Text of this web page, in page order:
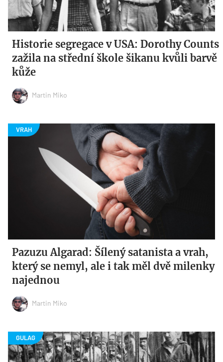
Historie segregace v USA: Dorothy Counts
zažila na střední škole šikanu kvůli barvě
kůže
Martin Miko
Pazuzu Algarad: Šílený satanista a vrah,
který se nemyl, ale i tak měl dvě milenky
najednou
Martin Miko